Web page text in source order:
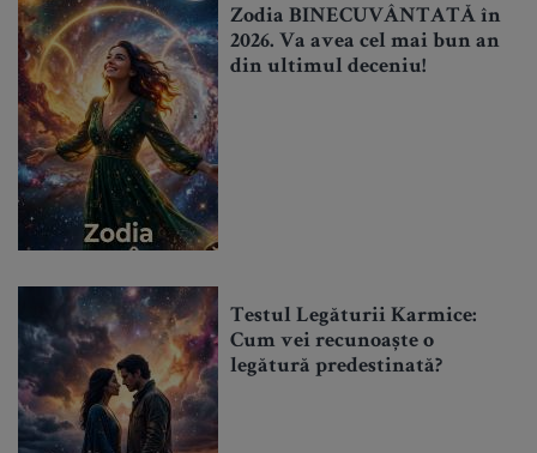
Zodia BINECUVÂNTATĂ în
2026. Va avea cel mai bun an
din ultimul deceniu!
Testul Legăturii Karmice:
Cum vei recunoaște o
legătură predestinată?